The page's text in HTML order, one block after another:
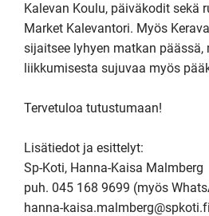
Kalevan Koulu, päiväkodit sekä
Market Kalevantori. Myös
sijaitsee lyhyen matkan päässä,
liikkumisesta sujuvaa myös
Tervetuloa tutustumaan!
Lisätiedot ja esittelyt:
Sp-Koti, Hanna-Kaisa Malmberg
puh. 045 168 9699 (myös
hanna-kaisa.malmberg@spkoti.fi